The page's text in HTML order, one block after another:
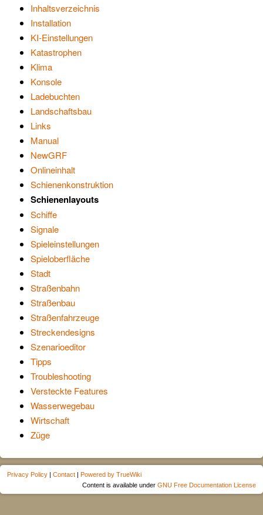
Inhaltsverzeichnis
Installation
KI-Einstellungen
Katastrophen
Klima
Konsole
Ladebuchten
Landschaftsbau
Links
Manual
NewGRF
Onlineinhalt
Schienenkonstruktion
Schienenlayouts
Schiffe
Signale
Spieleinstellungen
Spieloberfläche
Stadt
Straßenbahn
Straßenbau
Straßenfahrzeuge
Streckendesigns
Szenarioeditor
Tipps
Troubleshooting
Versteckte Features
Wasserwegebau
Wirtschaft
Züge
Privacy Policy | Contact | Powered by TrueWiki
Content is available under GNU Free Documentation License